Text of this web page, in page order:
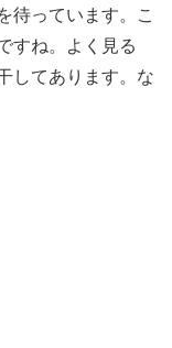
待っています。こ
すね。よく見る
してあります。な